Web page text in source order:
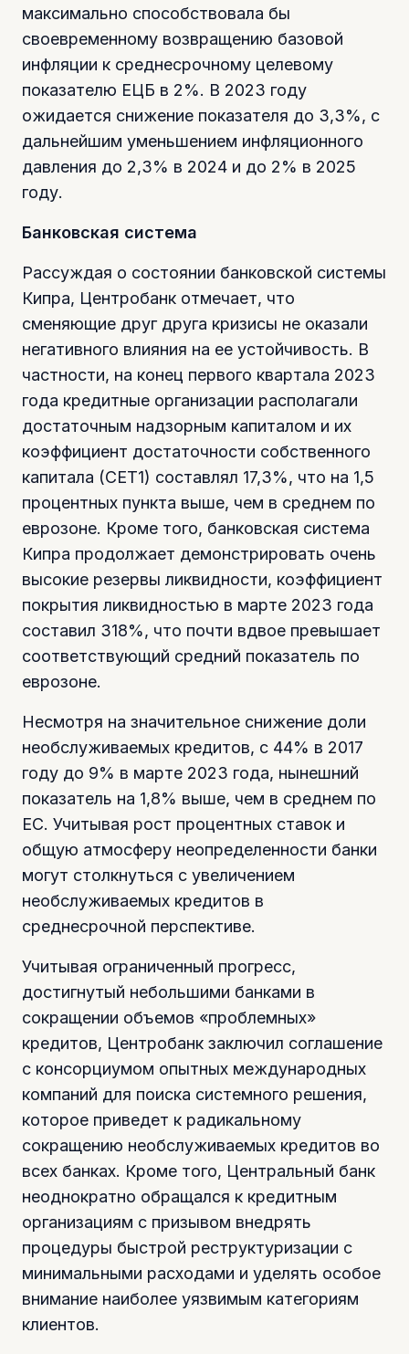
максимально способствовала бы
своевременному возвращению базовой
инфляции к среднесрочному целевому
показателю ЕЦБ в 2%. В 2023 году
ожидается снижение показателя до 3,3%, с
дальнейшим уменьшением инфляционного
давления до 2,3% в 2024 и до 2% в 2025
году.
Банковская система
Рассуждая о состоянии банковской системы
Кипра, Центробанк отмечает, что
сменяющие друг друга кризисы не оказали
негативного влияния на ее устойчивость. В
частности, на конец первого квартала 2023
года кредитные организации располагали
достаточным надзорным капиталом и их
коэффициент достаточности собственного
капитала (CET1) составлял 17,3%, что на 1,5
процентных пункта выше, чем в среднем по
еврозоне. Кроме того, банковская система
Кипра продолжает демонстрировать очень
высокие резервы ликвидности, коэффициент
покрытия ликвидностью в марте 2023 года
составил 318%, что почти вдвое превышает
соответствующий средний показатель по
еврозоне.
Несмотря на значительное снижение доли
необслуживаемых кредитов, с 44% в 2017
году до 9% в марте 2023 года, нынешний
показатель на 1,8% выше, чем в среднем по
ЕС. Учитывая рост процентных ставок и
общую атмосферу неопределенности банки
могут столкнуться с увеличением
необслуживаемых кредитов в
среднесрочной перспективе.
Учитывая ограниченный прогресс,
достигнутый небольшими банками в
сокращении объемов «проблемных»
кредитов, Центробанк заключил соглашение
с консорциумом опытных международных
компаний для поиска системного решения,
которое приведет к радикальному
сокращению необслуживаемых кредитов во
всех банках. Кроме того, Центральный банк
неоднократно обращался к кредитным
организациям с призывом внедрять
процедуры быстрой реструктуризации с
минимальными расходами и уделять особое
внимание наиболее уязвимым категориям
клиентов.